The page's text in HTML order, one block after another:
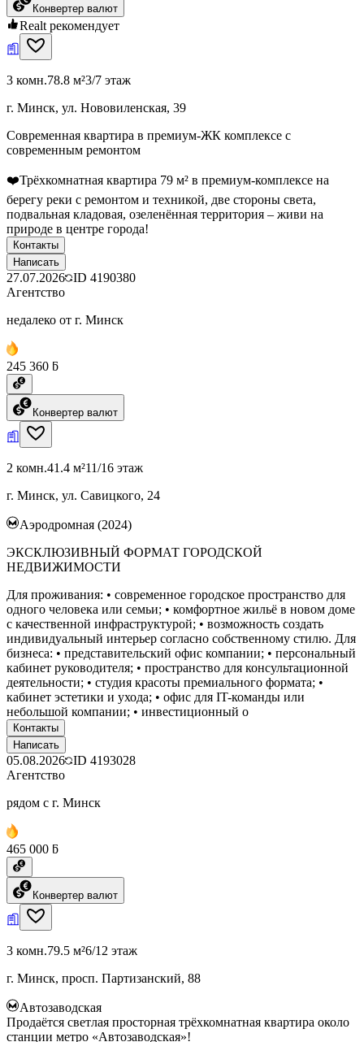
Конвертер валют
Realt рекомендует
3 комн.78.8 м²3/7 этаж
г. Минск, ул. Нововиленская, 39
Современная квартира в премиум-ЖК комплексе с
современным ремонтом
❤️Трёхкомнатная квартира 79 м² в премиум-комплексе на
берегу реки с ремонтом и техникой, две стороны света,
подвальная кладовая, озеленённая территория – живи на
природе в центре города!
Контакты
Написать
27.07.2026 ID 4190380
Агентство
недалеко от г. Минск
245 360 ƃ
Конвертер валют
2 комн.41.4 м²11/16 этаж
г. Минск, ул. Савицкого, 24
Аэродромная (2024)
ЭКСКЛЮЗИВНЫЙ ФОРМАТ ГОРОДСКОЙ
НЕДВИЖИМОСТИ
Для проживания: • современное городское пространство для
одного человека или семьи; • комфортное жильё в новом доме
с качественной инфраструктурой; • возможность создать
индивидуальный интерьер согласно собственному стилю. Для
бизнеса: • представительский офис компании; • персональный
кабинет руководителя; • пространство для консультационной
деятельности; • студия красоты премиального формата; •
кабинет эстетики и ухода; • офис для IT-команды или
небольшой компании; • инвестиционный о
Контакты
Написать
05.08.2026 ID 4193028
Агентство
рядом с г. Минск
465 000 ƃ
Конвертер валют
3 комн.79.5 м²6/12 этаж
г. Минск, просп. Партизанский, 88
Автозаводская
Продаётся светлая просторная трёхкомнатная квартира около
станции метро «Автозаводская»!